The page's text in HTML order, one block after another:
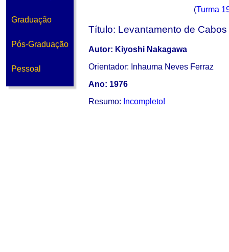
Graduação
Pós-Graduação
Pessoal
(Turma
Título: Levantamento de
Autor: Kiyoshi Nakagawa
Orientador: Inhauma Neves Ferraz
Ano: 1976
Resumo: Incompleto!